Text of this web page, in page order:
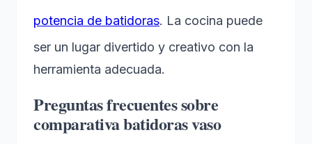
potencia de batidoras. La cocina puede
ser un lugar divertido y creativo con la
herramienta adecuada.
Preguntas frecuentes sobre
comparativa batidoras vaso